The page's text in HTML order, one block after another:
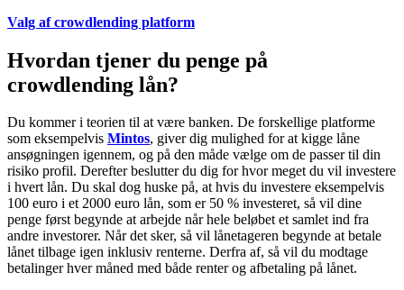
Valg af crowdlending platform
Hvordan tjener du penge på
crowdlending lån?
Du kommer i teorien til at være banken. De forskellige platforme
som eksempelvis Mintos, giver dig mulighed for at kigge låne
ansøgningen igennem, og på den måde vælge om de passer til din
risiko profil. Derefter beslutter du dig for hvor meget du vil investere
i hvert lån. Du skal dog huske på, at hvis du investere eksempelvis
100 euro i et 2000 euro lån, som er 50 % investeret, så vil dine
penge først begynde at arbejde når hele beløbet et samlet ind fra
andre investorer. Når det sker, så vil lånetageren begynde at betale
lånet tilbage igen inklusiv renterne. Derfra af, så vil du modtage
betalinger hver måned med både renter og afbetaling på lånet.